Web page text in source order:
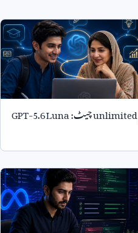
unlimitedچیٹ:GPT-5.6 Luna